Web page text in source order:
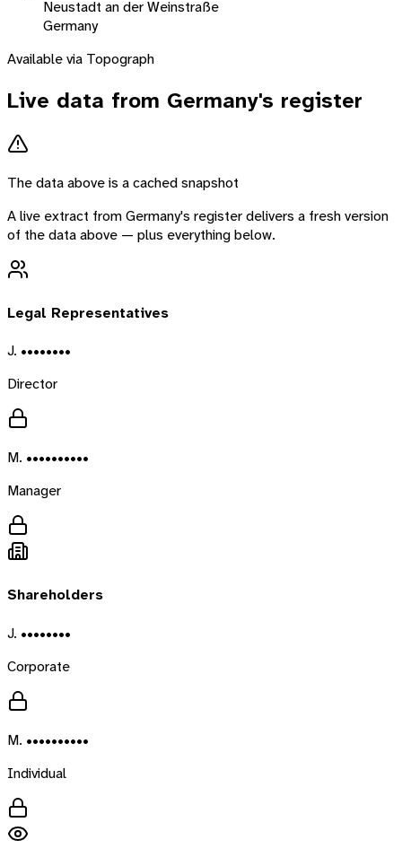
Neustadt an der Weinstraße
Germany
Available via Topograph
Live data from Germany's register
The data above is a cached snapshot
A live extract fromGermany's register delivers a fresh version
of the data above — plus everything below.
Legal Representatives
J. ••••••••
Director
M. ••••••••••
Manager
Shareholders
J. ••••••••
Corporate
M. ••••••••••
Individual